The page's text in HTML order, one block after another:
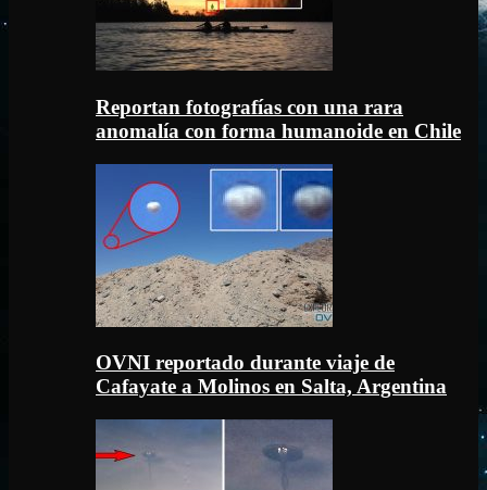
Reportan fotografías con una rara
anomalía con forma humanoide en Chile
OVNI reportado durante viaje de
Cafayate a Molinos en Salta, Argentina